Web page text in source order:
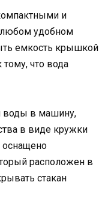
и
любом удобном
емкость крышкой
что вода
воды в машину,
в виде кружки
оснащено
расположен в
стакан